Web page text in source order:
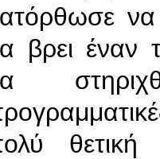
να
βρει έναν
θετική